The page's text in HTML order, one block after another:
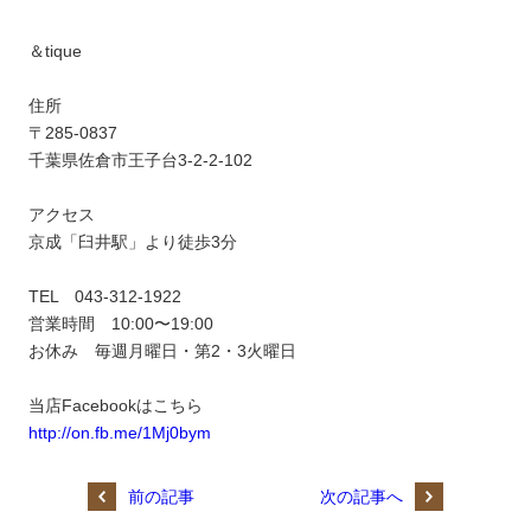
＆tique
住所
〒285-0837
千葉県佐倉市王子台3-2-2-102
アクセス
京成「臼井駅」より徒歩3分
TEL 043-312-1922
営業時間 10:00〜19:00
お休み 毎週月曜日・第2・3火曜日
当店Facebookはこちら
http://on.fb.me/1Mj0bym
前の記事 次の記事へ